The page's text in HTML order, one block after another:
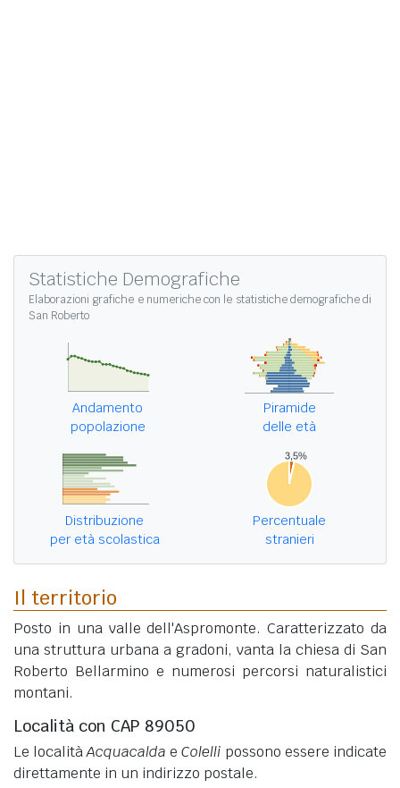
Statistiche Demografiche
Elaborazioni grafiche e numeriche con le statistiche demografiche di
San Roberto
Andamento
popolazione
Piramide
delle età
Distribuzione
per età scolastica
Percentuale
stranieri
Il territorio
Posto in una valle dell'Aspromonte. Caratterizzato da
una struttura urbana a gradoni, vanta la chiesa di San
Roberto Bellarmino e numerosi percorsi naturalistici
montani.
Località con CAP 89050
Le localitàAcquacalda e Colelli possono essere indicate
direttamente in un indirizzo postale.